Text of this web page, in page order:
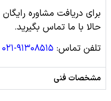
برای دریافت مشاوره
حالا با ما تماس بگیرید.
تلفن تماس: ۹۱۳۰۸۵۱۵-۰۲۱
مشخصات فنی